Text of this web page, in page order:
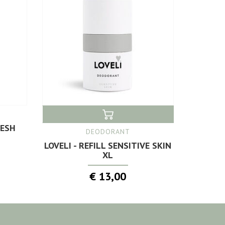
DEODORANT
LOVELI - REFILL SENSITIVE SKIN
XL
€ 13,00